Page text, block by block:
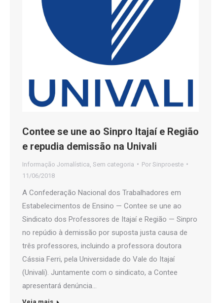
Contee se une ao Sinpro Itajaí e Região
e repudia demissão na Univali
Informação Jornalística Sem categoria Por Sinproeste
11/06/2018
A Confederação Nacional dos Trabalhadores em
Estabelecimentos de Ensino — Contee se une ao
Sindicato dos Professores de Itajaí e Região — Sinpro
no repúdio à demissão por suposta justa causa de
três professores, incluindo a professora doutora
Cássia Ferri, pela Universidade do Vale do Itajaí
(Univali). Juntamente com o sindicato, a Contee
apresentará denúncia…
Veja mais